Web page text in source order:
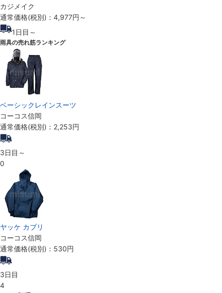
カジメイク
通常価格(税別)： 4,977円 ～
1 日目～
雨具の売れ筋ランキング
ベーシックレインスーツ
コーコス信岡
通常価格(税別)： 2,253円
3日目～
0
ヤッケ カブリ
コーコス信岡
通常価格(税別)： 530円
3日目
4